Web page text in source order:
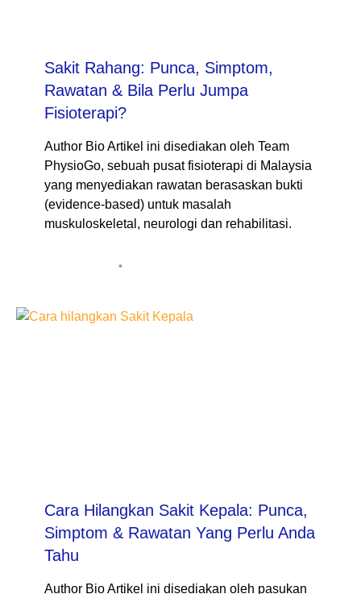
Sakit Rahang: Punca, Simptom,
Rawatan & Bila Perlu Jumpa
Fisioterapi?
Author Bio Artikel ini disediakan oleh Team
PhysioGo, sebuah pusat fisioterapi di Malaysia
yang menyediakan rawatan berasaskan bukti
(evidence-based) untuk masalah
muskuloskeletal, neurologi dan rehabilitasi.
Cara Hilangkan Sakit Kepala: Punca,
Simptom & Rawatan Yang Perlu Anda
Tahu
Author Bio Artikel ini disediakan oleh pasukan